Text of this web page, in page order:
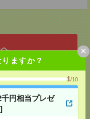
ますか？
1/10
円相当プレゼ
×